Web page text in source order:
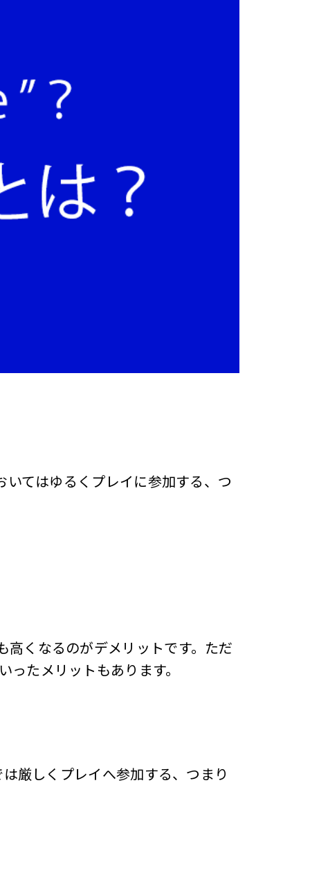
てはゆるくプレイに参加する、つ
くなるのがデメリットです。ただ
たメリットもあります。
厳しくプレイへ参加する、つまり